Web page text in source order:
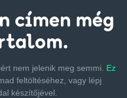
címen még
nem jelenik meg semmi. Ez
feltöltéséhez, vagy lépj
készítőjével.